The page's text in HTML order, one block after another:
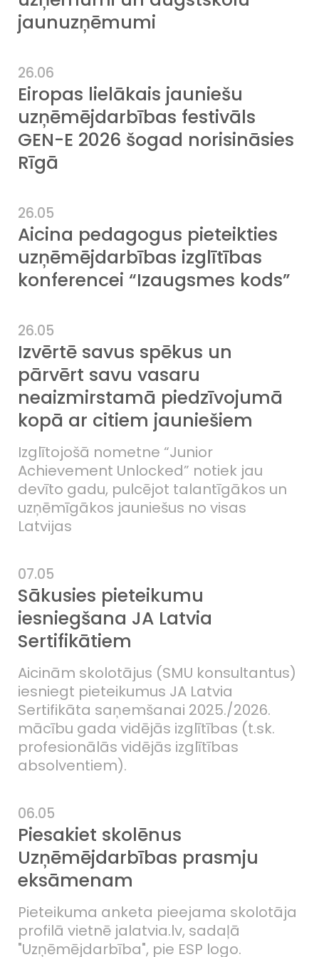
jaunuzņēmumi
26.06
Eiropas lielākais jauniešu
uzņēmējdarbības festivāls
GEN-E 2026 šogad norisināsies
Rīgā
26.05
Aicina pedagogus pieteikties
uzņēmējdarbības izglītības
konferencei “Izaugsmes kods”
26.05
Izvērtē savus spēkus un
pārvērt savu vasaru
neaizmirstamā piedzīvojumā
kopā ar citiem jauniešiem
Izglītojošā nometne “Junior
Achievement Unlocked” notiek jau
devīto gadu, pulcējot talantīgākos un
uzņēmīgākos jauniešus no visas
Latvijas
07.05
Sākusies pieteikumu
iesniegšana JA Latvia
Sertifikātiem
Aicinām skolotājus (SMU konsultantus)
iesniegt pieteikumus JA Latvia
Sertifikāta saņemšanai 2025./2026.
mācību gada vidējās izglītības (t.sk.
profesionālās vidējās izglītības
absolventiem).
06.05
Piesakiet skolēnus
Uzņēmējdarbības prasmju
eksāmenam
Pieteikuma anketa pieejama skolotāja
profilā vietnē jalatvia.lv, sadaļā
"Uzņēmējdarbība", pie ESP logo.